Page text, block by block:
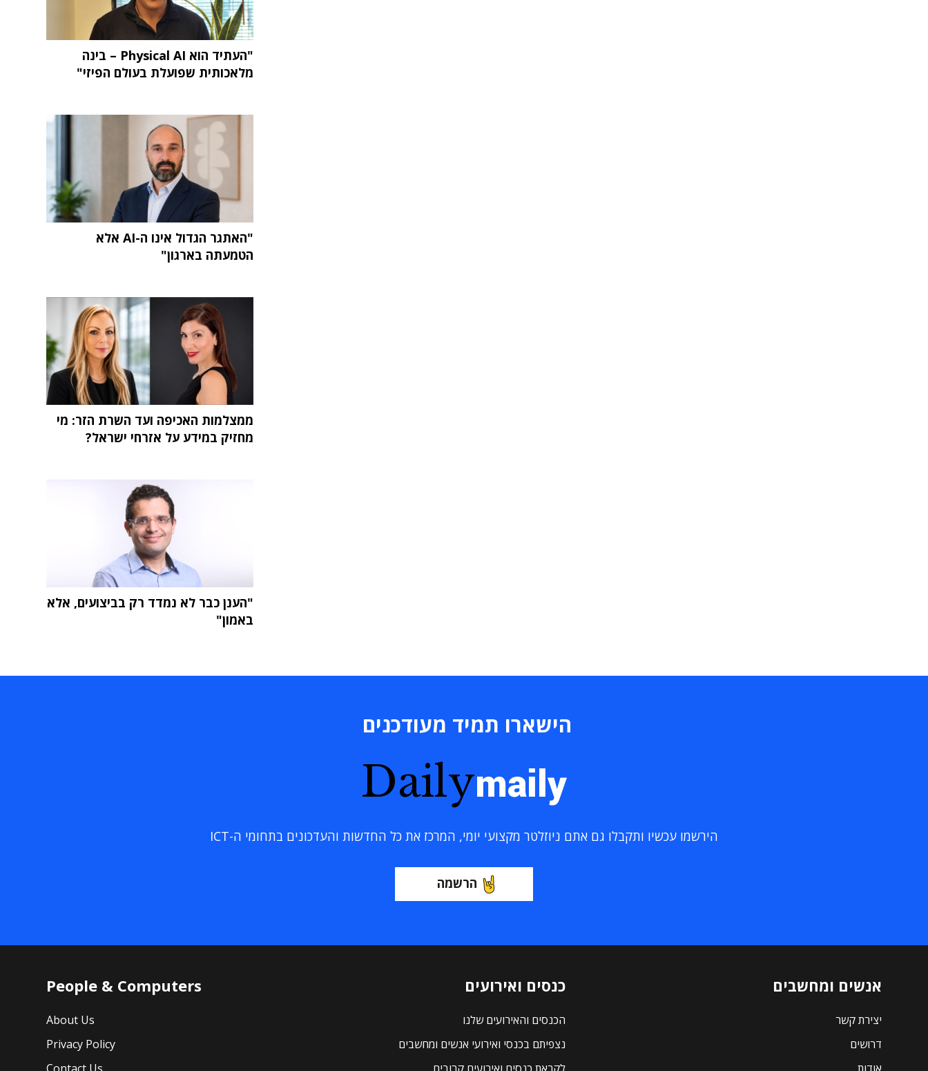
"העתיד הוא Physical AI – בינה
מלאכותית שפועלת בעולם הפיזי"
"האתגר הגדול אינו ה-AI אלא
הטמעתה בארגון"
ממצלמות האכיפה ועד השרת הזר: מי
מחזיק במידע על אזרחי ישראל?
"הענן כבר לא נמדד רק בביצועים, אלא
באמון"
הישארו תמיד מעודכנים
Dailymaily
הירשמו עכשיו ותקבלו גם אתם ניוזלטר מקצועי יומי, המרכז את כל החדשות והעדכונים בתחומי ה-ICT
הרשמה
אנשים ומחשבים
יצירת קשר
דרושים
כנסים ואירועים
הכנסים והאירועים שלנו
נצפיתם בכנסי ואירועי אנשים ומחשבים
People & Computers
About Us
Privacy Policy